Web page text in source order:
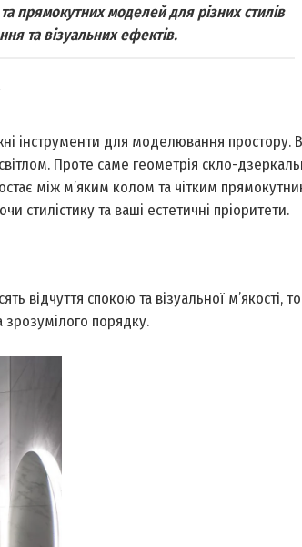
прямокутних моделей для різних стилів
та візуальних ефектів.
інструменти для моделювання простору.
Проте саме геометрія скло-
між м’яким колом та чітким
стилістику та ваші естетичні пріоритети.
відчуття спокою та візуальної м’якості,
зрозумілого порядку.